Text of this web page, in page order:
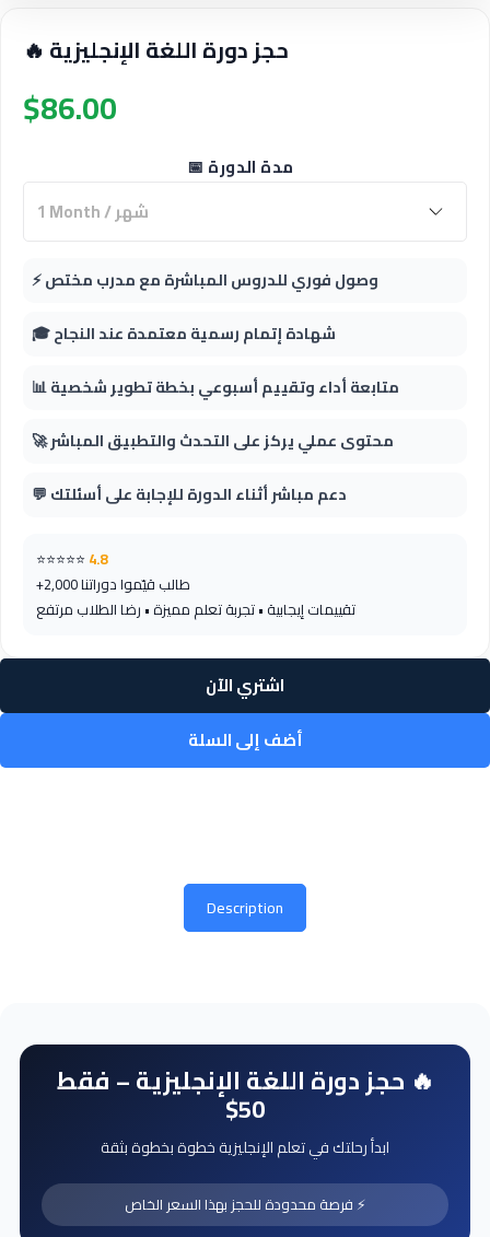
🔥 حجز دورة اللغة الإنجليزية
$86.00
📅 مدة الدورة
⚡ وصول فوري للدروس المباشرة مع مدرب مختص
🎓 شهادة إتمام رسمية معتمدة عند النجاح
📊 متابعة أداء وتقييم أسبوعي بخطة تطوير شخصية
🚀 محتوى عملي يركز على التحدث والتطبيق المباشر
💬 دعم مباشر أثناء الدورة للإجابة على أسئلتك
⭐⭐⭐⭐⭐ 4.8
+2,000 طالب قيّموا دوراتنا
تقييمات إيجابية • تجربة تعلم مميزة • رضا الطلاب مرتفع
اشتري الآن
أضف إلى السلة
Description
🔥 حجز دورة اللغة الإنجليزية – فقط
50$
ابدأ رحلتك في تعلم الإنجليزية خطوة بخطوة بثقة
⚡ فرصة محدودة للحجز بهذا السعر الخاص